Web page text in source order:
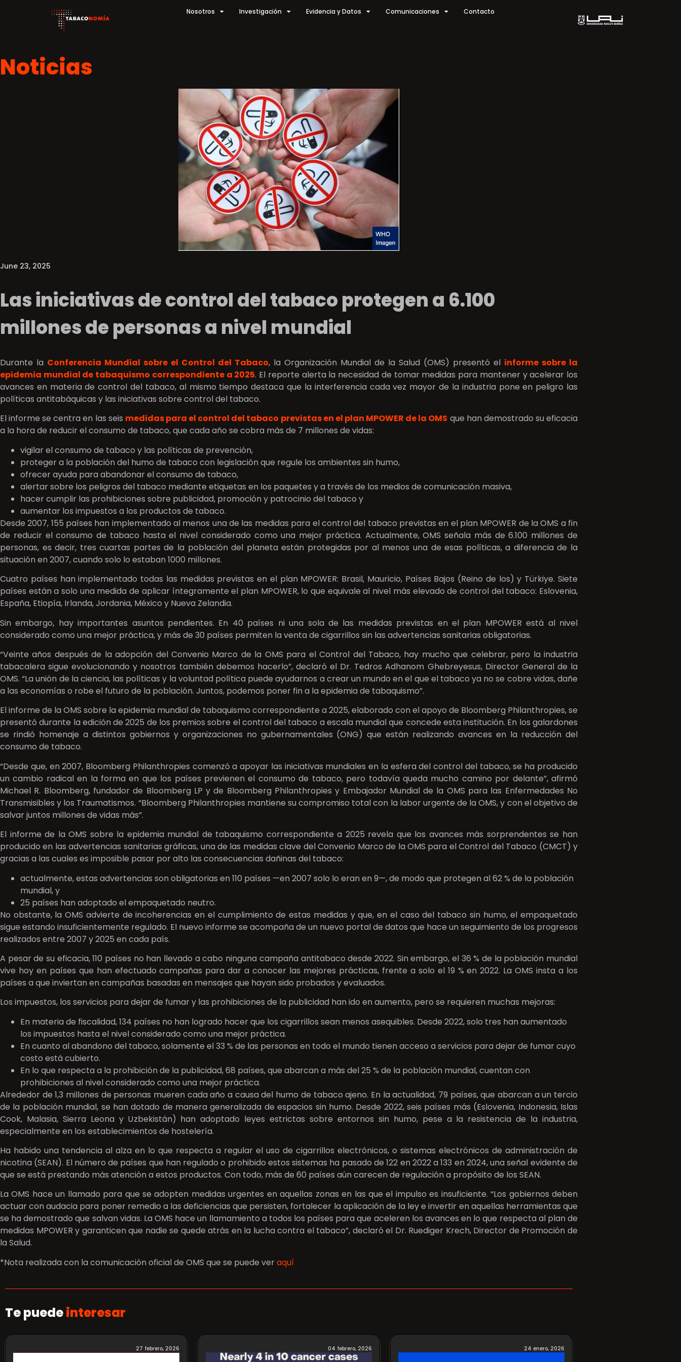
Nosotros Investigación Evidencia y Datos Comunicaciones Contacto
Noticias
June 23, 2025
Las iniciativas de control del tabaco protegen a 6.100
millones de personas a nivel mundial
Durante la Conferencia Mundial sobre el Control del Tabaco, la Organización Mundial de la Salud (OMS) presentó el informe sobre la
epidemia mundial de tabaquismo correspondiente a 2025. El reporte alerta la necesidad de tomar medidas para mantener y acelerar los
avances en materia de control del tabaco, al mismo tiempo destaca que la interferencia cada vez mayor de la industria pone en peligro las
políticas antitabáquicas y las iniciativas sobre control del tabaco.
El informe se centra en las seis medidas para el control del tabaco previstas en el plan MPOWER de la OMS que han demostrado su eficacia
a la hora de reducir el consumo de tabaco, que cada año se cobra más de 7 millones de vidas:
vigilar el consumo de tabaco y las políticas de prevención,
proteger a la población del humo de tabaco con legislación que regule los ambientes sin humo,
ofrecer ayuda para abandonar el consumo de tabaco,
alertar sobre los peligros del tabaco mediante etiquetas en los paquetes y a través de los medios de comunicación masiva,
hacer cumplir las prohibiciones sobre publicidad, promoción y patrocinio del tabaco y
aumentar los impuestos a los productos de tabaco.
Desde 2007, 155 países han implementado al menos una de las medidas para el control del tabaco previstas en el plan MPOWER de la OMS a fin
de reducir el consumo de tabaco hasta el nivel considerado como una mejor práctica. Actualmente, OMS señala más de 6.100 millones de
personas, es decir, tres cuartas partes de la población del planeta están protegidas por al menos una de esas políticas, a diferencia de la
situación en 2007, cuando solo lo estaban 1000 millones.
Cuatro países han implementado todas las medidas previstas en el plan MPOWER: Brasil, Mauricio, Países Bajos (Reino de los) y Türkiye. Siete
países están a solo una medida de aplicar íntegramente el plan MPOWER, lo que equivale al nivel más elevado de control del tabaco: Eslovenia,
España, Etiopía, Irlanda, Jordania, México y Nueva Zelandia.
Sin embargo, hay importantes asuntos pendientes. En 40 países ni una sola de las medidas previstas en el plan MPOWER está al nivel
considerado como una mejor práctica, y más de 30 países permiten la venta de cigarrillos sin las advertencias sanitarias obligatorias.
“Veinte años después de la adopción del Convenio Marco de la OMS para el Control del Tabaco, hay mucho que celebrar, pero la industria
tabacalera sigue evolucionando y nosotros también debemos hacerlo”, declaró el Dr. Tedros Adhanom Ghebreyesus, Director General de la
OMS. “La unión de la ciencia, las políticas y la voluntad política puede ayudarnos a crear un mundo en el que el tabaco ya no se cobre vidas, dañe
a las economías o robe el futuro de la población. Juntos, podemos poner fin a la epidemia de tabaquismo”.
El informe de la OMS sobre la epidemia mundial de tabaquismo correspondiente a 2025, elaborado con el apoyo de Bloomberg Philanthropies, se
presentó durante la edición de 2025 de los premios sobre el control del tabaco a escala mundial que concede esta institución. En los galardones
se rindió homenaje a distintos gobiernos y organizaciones no gubernamentales (ONG) que están realizando avances en la reducción del
consumo de tabaco.
“Desde que, en 2007, Bloomberg Philanthropies comenzó a apoyar las iniciativas mundiales en la esfera del control del tabaco, se ha producido
un cambio radical en la forma en que los países previenen el consumo de tabaco, pero todavía queda mucho camino por delante”, afirmó
Michael R. Bloomberg, fundador de Bloomberg LP y de Bloomberg Philanthropies y Embajador Mundial de la OMS para las Enfermedades No
Transmisibles y los Traumatismos. “Bloomberg Philanthropies mantiene su compromiso total con la labor urgente de la OMS, y con el objetivo de
salvar juntos millones de vidas más”.
El informe de la OMS sobre la epidemia mundial de tabaquismo correspondiente a 2025 revela que los avances más sorprendentes se han
producido en las advertencias sanitarias gráficas, una de las medidas clave del Convenio Marco de la OMS para el Control del Tabaco (CMCT) y
gracias a las cuales es imposible pasar por alto las consecuencias dañinas del tabaco:
actualmente, estas advertencias son obligatorias en 110 países —en 2007 solo lo eran en 9—, de modo que protegen al 62 % de la población
mundial, y
25 países han adoptado el empaquetado neutro.
No obstante, la OMS advierte de incoherencias en el cumplimiento de estas medidas y que, en el caso del tabaco sin humo, el empaquetado
sigue estando insuficientemente regulado. El nuevo informe se acompaña de un nuevo portal de datos que hace un seguimiento de los progresos
realizados entre 2007 y 2025 en cada país.
A pesar de su eficacia, 110 países no han llevado a cabo ninguna campaña antitabaco desde 2022. Sin embargo, el 36 % de la población mundial
vive hoy en países que han efectuado campañas para dar a conocer las mejores prácticas, frente a solo el 19 % en 2022. La OMS insta a los
países a que inviertan en campañas basadas en mensajes que hayan sido probados y evaluados.
Los impuestos, los servicios para dejar de fumar y las prohibiciones de la publicidad han ido en aumento, pero se requieren muchas mejoras:
En materia de fiscalidad, 134 países no han logrado hacer que los cigarrillos sean menos asequibles. Desde 2022, solo tres han aumentado
los impuestos hasta el nivel considerado como una mejor práctica.
En cuanto al abandono del tabaco, solamente el 33 % de las personas en todo el mundo tienen acceso a servicios para dejar de fumar cuyo
costo está cubierto.
En lo que respecta a la prohibición de la publicidad, 68 países, que abarcan a más del 25 % de la población mundial, cuentan con
prohibiciones al nivel considerado como una mejor práctica.
Alrededor de 1,3 millones de personas mueren cada año a causa del humo de tabaco ajeno. En la actualidad, 79 países, que abarcan a un tercio
de la población mundial, se han dotado de manera generalizada de espacios sin humo. Desde 2022, seis países más (Eslovenia, Indonesia, Islas
Cook, Malasia, Sierra Leona y Uzbekistán) han adoptado leyes estrictas sobre entornos sin humo, pese a la resistencia de la industria,
especialmente en los establecimientos de hostelería.
Ha habido una tendencia al alza en lo que respecta a regular el uso de cigarrillos electrónicos, o sistemas electrónicos de administración de
nicotina (SEAN). El número de países que han regulado o prohibido estos sistemas ha pasado de 122 en 2022 a 133 en 2024, una señal evidente de
que se está prestando más atención a estos productos. Con todo, más de 60 países aún carecen de regulación a propósito de los SEAN.
La OMS hace un llamado para que se adopten medidas urgentes en aquellas zonas en las que el impulso es insuficiente. “Los gobiernos deben
actuar con audacia para poner remedio a las deficiencias que persisten, fortalecer la aplicación de la ley e invertir en aquellas herramientas que
se ha demostrado que salvan vidas. La OMS hace un llamamiento a todos los países para que aceleren los avances en lo que respecta al plan de
medidas MPOWER y garanticen que nadie se quede atrás en la lucha contra el tabaco”, declaró el Dr. Ruediger Krech, Director de Promoción de
la Salud.
*Nota realizada con la comunicación oficial de OMS que se puede veraquí
Te puedeinteresar
27 febrero, 2026 04 febrero, 2026 24 enero, 2026